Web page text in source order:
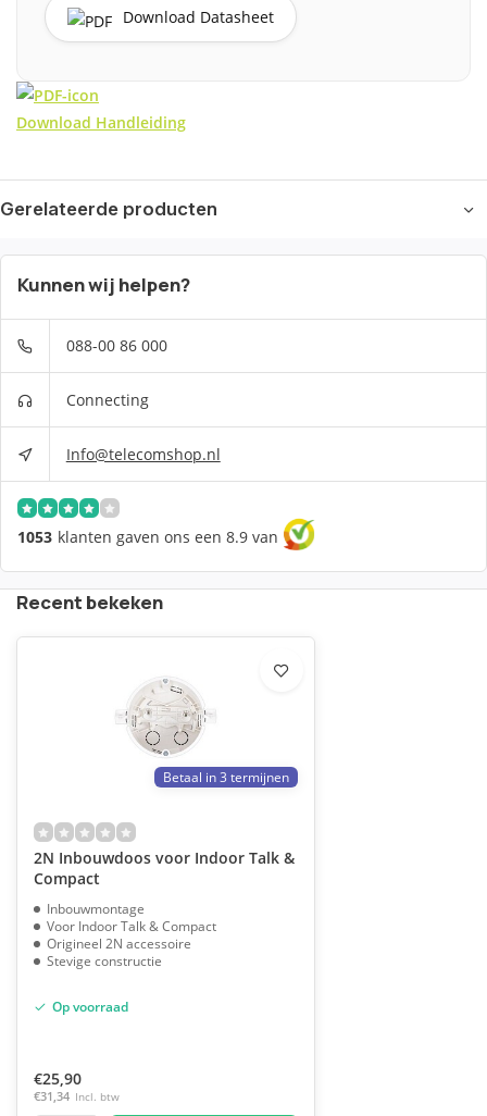
Download Datasheet
Download Handleiding
Gerelateerde producten
Kunnen wij helpen?
088-00 86 000
Connecting
Info@telecomshop.nl
1053 klanten gaven ons een 8.9 van
Recent bekeken
Betaal in 3 termijnen
2N Inbouwdoos voor Indoor Talk &
Compact
Inbouwmontage
Voor Indoor Talk & Compact
Origineel 2N accessoire
Stevige constructie
Op voorraad
€25,90
€31,34 Incl. btw